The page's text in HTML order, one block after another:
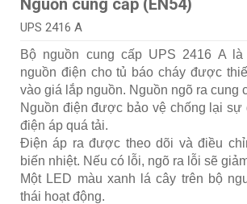
Nguồn cung cấp (EN54)
UPS 2416 A
Bộ nguồn cung cấp UPS 2416 A
nguồn điện cho tủ báo cháy được
vào giá lắp nguồn. Nguồn ngõ ra cung
Nguồn điện được bảo vệ chống lại
điện áp quá tải.
Điện áp ra được theo dõi và điều
biến nhiệt. Nếu có lỗi, ngõ ra lỗi sẽ
Một LED màu xanh lá cây trên bộ
thái hoạt động.